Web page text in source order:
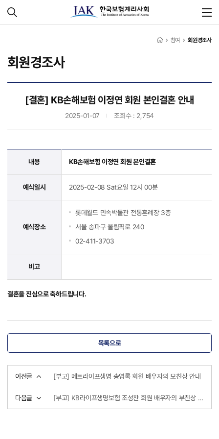
참여 회원경조사
회원경조사
[결혼] KB손해보험 이정연 회원 본인결혼 안내
2025-01-07 조회수 : 2,754
내용 KB손해보험 이정연 회원 본인결혼
예식일시 2025-02-08 Sat요일 12시 00분
예식장소
롯데월드 민속박물관 전통혼례장 3층
서울 송파구 올림픽로 240
02-411-3703
비고
결혼을 진심으로 축하드립니다.
목록으로
이전글 [부고] 메트라이프생명 송영록 회원 배우자의 모친상 안내
다음글 [부고] KB라이프생명보험 조성찬 회원 배우자의 부친상 안내